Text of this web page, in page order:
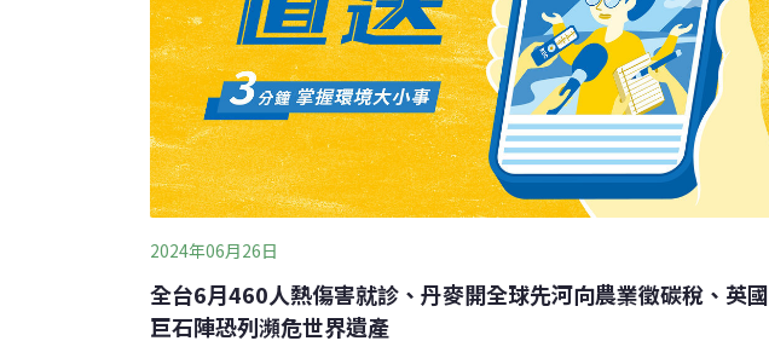
2024年06月26日
全台6月460人熱傷害就診、丹麥開全球先河向農業徵碳稅、英國
巨石陣恐列瀕危世界遺產